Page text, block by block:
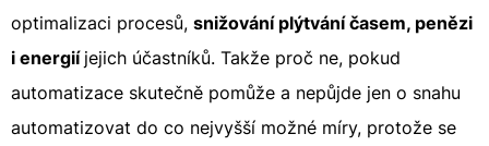
optimalizaci procesů, snižování plýtvání časem, penězi
i energií jejich účastníků. Takže proč ne, pokud
automatizace skutečně pomůže a nepůjde jen o snahu
automatizovat do co nejvyšší možné míry, protože se